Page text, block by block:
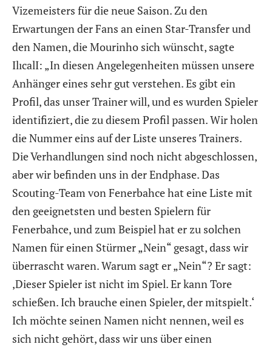
Vizemeisters für die neue Saison. Zu den
Erwartungen der Fans an einen Star-Transfer und
den Namen, die Mourinho sich wünscht, sagte
IlıcalI: „In diesen Angelegenheiten müssen unsere
Anhänger eines sehr gut verstehen. Es gibt ein
Profil, das unser Trainer will, und es wurden Spieler
identifiziert, die zu diesem Profil passen. Wir holen
die Nummer eins auf der Liste unseres Trainers.
Die Verhandlungen sind noch nicht abgeschlossen,
aber wir befinden uns in der Endphase. Das
Scouting-Team von Fenerbahce hat eine Liste mit
den geeignetsten und besten Spielern für
Fenerbahce, und zum Beispiel hat er zu solchen
Namen für einen Stürmer „Nein“ gesagt, dass wir
überrascht waren. Warum sagt er „Nein“? Er sagt:
‚Dieser Spieler ist nicht im Spiel. Er kann Tore
schießen. Ich brauche einen Spieler, der mitspielt.‘
Ich möchte seinen Namen nicht nennen, weil es
sich nicht gehört, dass wir uns über einen